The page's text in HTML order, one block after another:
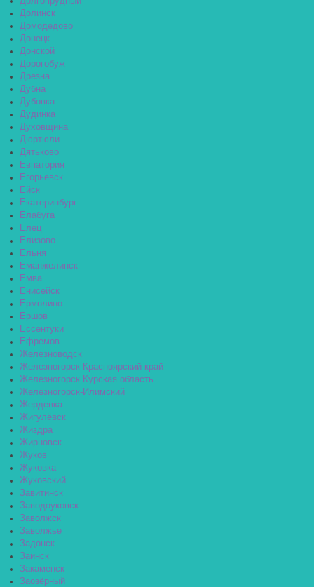
Долинск
Домодедово
Донецк
Донской
Дорогобуж
Дрезна
Дубна
Дубовка
Дудинка
Духовщина
Дюртюли
Дятьково
Евпатория
Егорьевск
Ейск
Екатеринбург
Елабуга
Елец
Елизово
Ельня
Еманжелинск
Емва
Енисейск
Ермолино
Ершов
Ессентуки
Ефремов
Железноводск
Железногорск Красноярский край
Железногорск Курская область
Железногорск-Илимский
Жердевка
Жигулёвск
Жиздра
Жирновск
Жуков
Жуковка
Жуковский
Завитинск
Заводоуковск
Заволжск
Заволжье
Задонск
Заинск
Закаменск
Заозёрный